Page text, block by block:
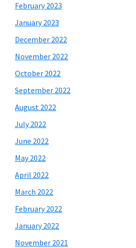
February 2023
January 2023
December 2022
November 2022
October 2022
September 2022
August 2022
July 2022
June 2022
May 2022
April 2022
March 2022
February 2022
January 2022
November 2021